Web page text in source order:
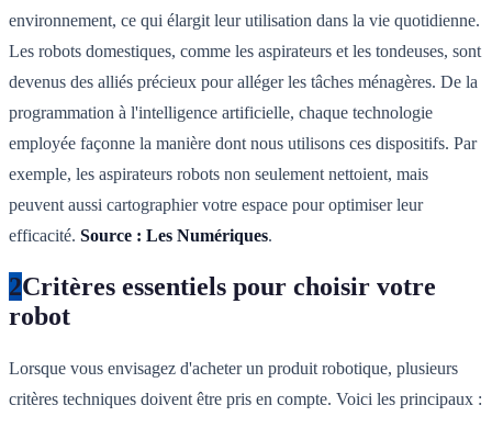
environnement, ce qui élargit leur utilisation dans la vie quotidienne.
Les robots domestiques, comme les aspirateurs et les tondeuses, sont
devenus des alliés précieux pour alléger les tâches ménagères. De la
programmation à l'intelligence artificielle, chaque technologie
employée façonne la manière dont nous utilisons ces dispositifs. Par
exemple, les aspirateurs robots non seulement nettoient, mais
peuvent aussi cartographier votre espace pour optimiser leur
efficacité. Source : Les Numériques.
2Critères essentiels pour choisir votre
robot
Lorsque vous envisagez d'acheter un produit robotique, plusieurs
critères techniques doivent être pris en compte. Voici les principaux :